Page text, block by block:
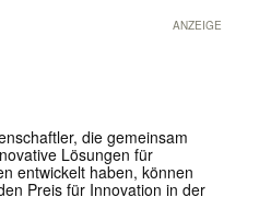
ANZEIGE
die gemeinsam
Lösungen für
entwickelt haben, können
Preis für Innovation in der